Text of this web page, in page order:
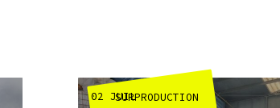
SURPRODUCTION
02 JUIL